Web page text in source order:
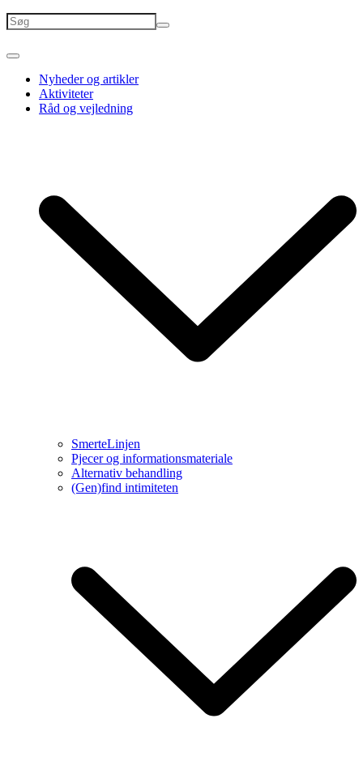
Nyheder og artikler
Aktiviteter
Råd og vejledning
SmerteLinjen
Pjecer og informationsmateriale
Alternativ behandling
(Gen)find intimiteten